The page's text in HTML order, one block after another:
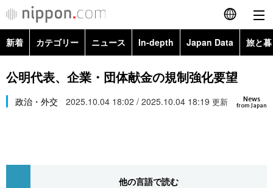
English
简体字
繁體字
新着 カテゴリー ニュース In-depth Japan Data 旅と
政治・外交
経済・ビジネス
社会
Topics
Images
公明代表、企業・団体献金の規制強化要望
News
from Japan
政治・外交 2025.10.04 18:02 / 2025.10.04 18:19 更新
他の言語で読む